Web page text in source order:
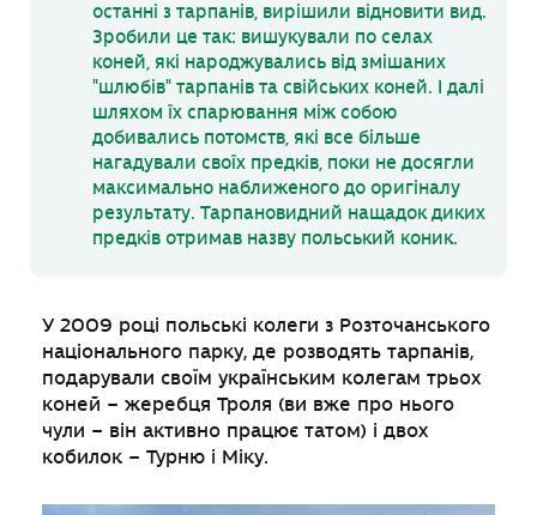
останні з тарпанів, вирішили відновити вид.
Зробили це так: вишукували по селах
коней, які народжувались від змішаних
"шлюбів" тарпанів та свійських коней. І далі
шляхом їх спарювання між собою
добивались потомств, які все більше
нагадували своїх предків, поки не досягли
максимально наближеного до оригіналу
результату. Тарпановидний нащадок диких
предків отримав назву польський коник.
У 2009 році польські колеги з Розточанського
національного парку, де розводять тарпанів,
подарували своїм українським колегам трьох
коней – жеребця Троля (ви вже про нього
чули – він активно працює татом) і двох
кобилок – Турню і Міку.